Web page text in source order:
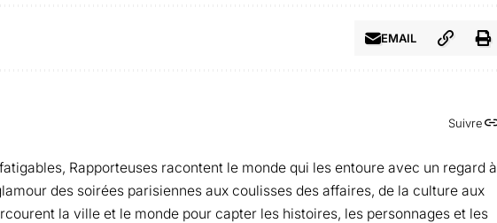
EMAIL
Suivre
Rapporteuses racontent le monde qui les entoure avec un regard à
des soirées parisiennes aux coulisses des affaires, de la culture aux
la ville et le monde pour capter les histoires, les personnages et les